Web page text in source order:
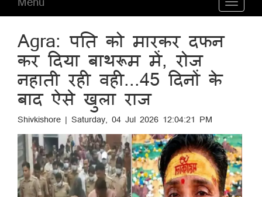
Agra: पति को मारकर दफन
कर दिया बाथरूम में, रोज
नहाती रही वही...45 दिनों के
बाद ऐसे खुला राज
Shivkishore | Saturday, 04 Jul 2026 12:04:21 PM